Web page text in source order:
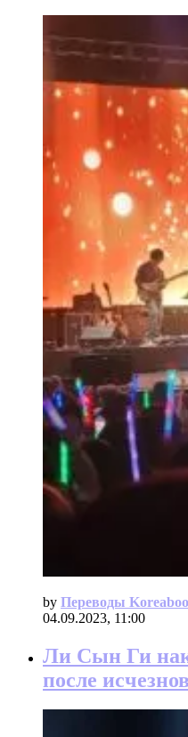
by Переводы Koreaboo
04.09.2023, 11:00
Ли Сын Ги
после